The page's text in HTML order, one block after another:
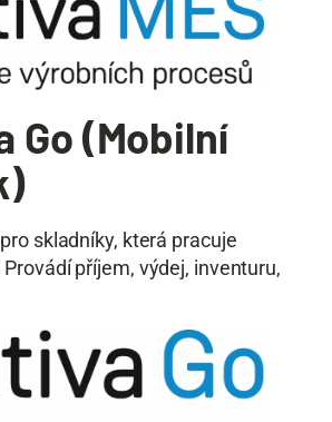
Go (Mobilní
skladníky, která pracuje
příjem, výdej, inventuru,